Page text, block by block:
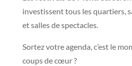
investissent tous les quartiers,
et salles de spectacles.
Sortez votre agenda, c’est le
coups decœur?